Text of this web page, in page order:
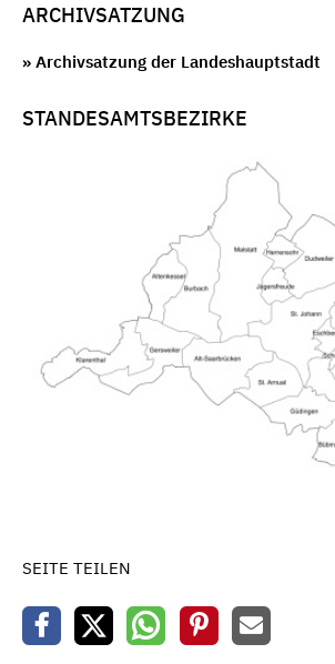
ARCHIVSATZUNG
» Archivsatzung der Landeshauptstadt
STANDESAMTSBEZIRKE
SEITE TEILEN